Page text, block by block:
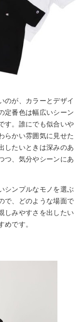
のが、カラーとデザイ
定番色は幅広いシーン
す。誰にでも似合いや
らかい雰囲気に見せた
したいときは深みのあ
つ、気分やシーンにあ
シンプルなモノを選ぶ
で、どのような場面で
しみやすさを出したい
です。